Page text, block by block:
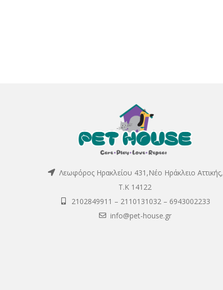
Λεωφόρος Ηρακλείου 431,Νέο Ηράκλειο Αττικής,
Τ.Κ 14122
2102849911 – 2110131032 – 6943002233
info@pet-house.gr